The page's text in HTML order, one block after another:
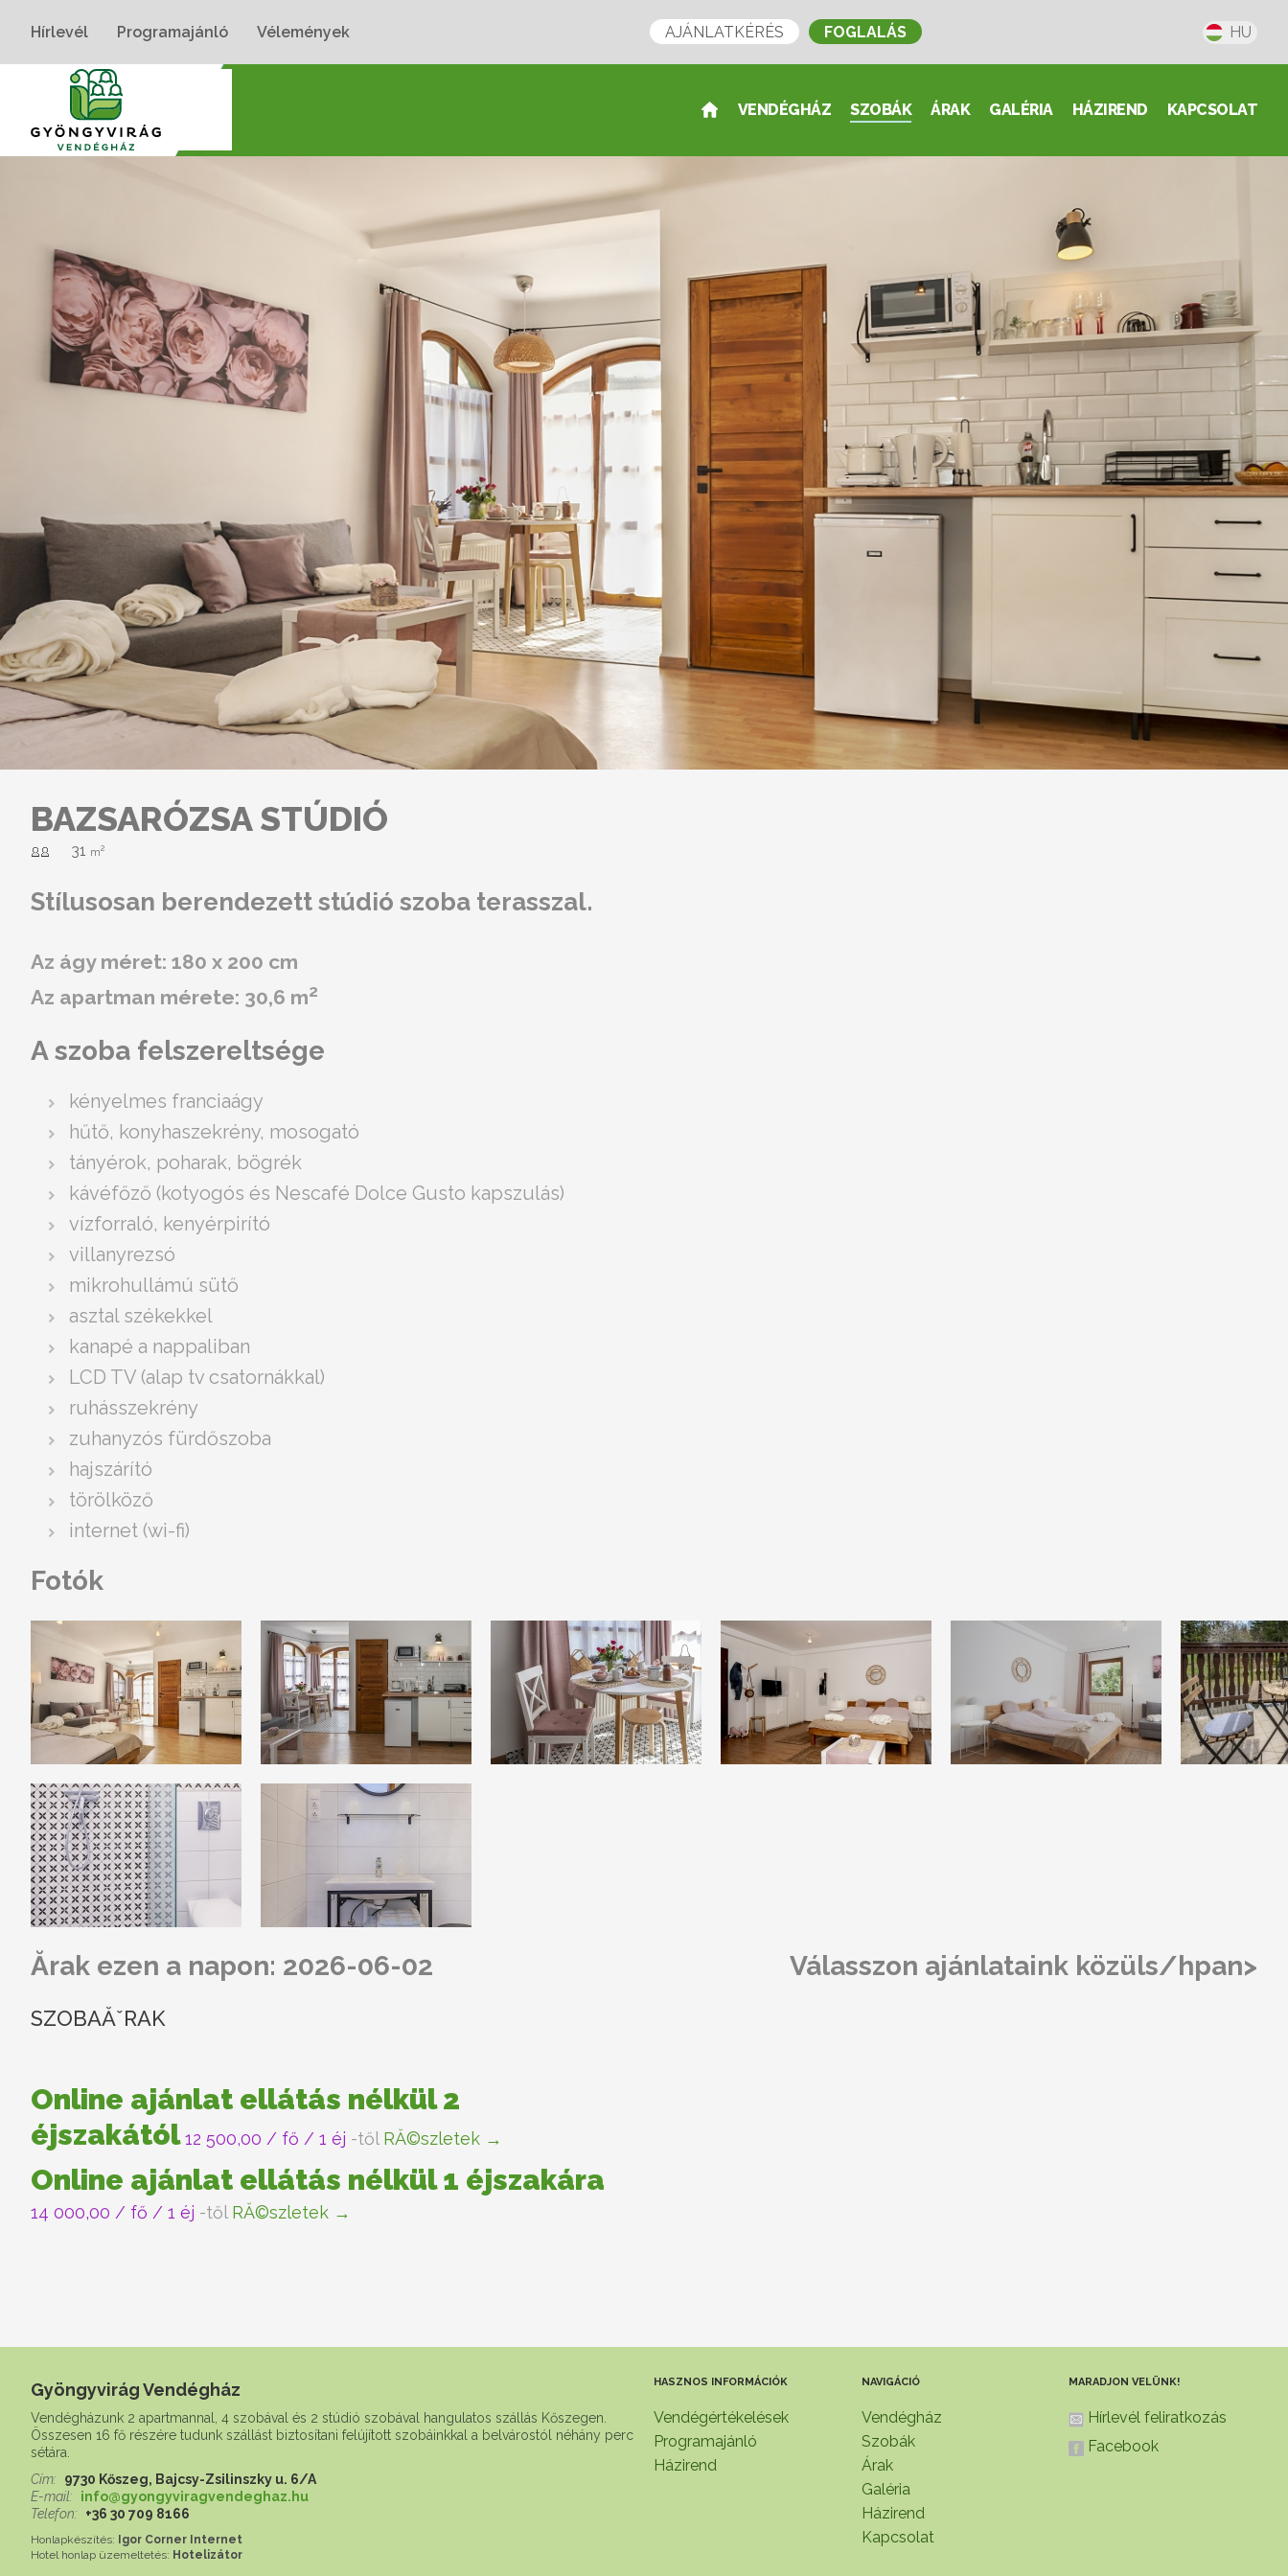
Hírlevél Programajánló Vélemények AJÁNLATKÉRÉS FOGLALÁS HU
VENDÉGHÁZ SZOBÁK ÁRAK GALÉRIA HÁZIREND KAPCSOLAT
BAZSARÓZSA STÚDIÓ
31 m2
Stílusosan berendezett stúdió szoba terasszal.
Az ágy méret: 180 x 200 cm
Az apartman mérete: 30,6 m2
A szoba felszereltsége
kényelmes franciaágy
hűtő, konyhaszekrény, mosogató
tányérok, poharak, bögrék
kávéfőző (kotyogós és Nescafé Dolce Gusto kapszulás)
vízforraló, kenyérpirító
villanyrezsó
mikrohullámú sütő
asztal székekkel
kanapé a nappaliban
LCD TV (alap tv csatornákkal)
ruhásszekrény
zuhanyzós fürdőszoba
hajszárító
törölköző
internet (wi-fi)
Fotók
Ărak ezen a napon: 2026-06-02 Válasszon ajánlataink közüls/hpan>
SZOBAĂˇRAK
Online ajánlat ellátás nélkül 2
éjszakától 12 500,00 / fő / 1 éj -től RĂ©szletek →
Online ajánlat ellátás nélkül 1 éjszakára
14 000,00 / fő / 1 éj -től RĂ©szletek →
Gyöngyvirág Vendégház
Vendégházunk 2 apartmannal, 4 szobával és 2 stúdió szobával hangulatos szállás Kőszegen.
Összesen 16 fő részére tudunk szállást biztosítani felújított szobáinkkal a belvárostól néhány perc
sétára.
Cím:
9730 Kőszeg, Bajcsy-Zsilinszky u. 6/A
E-mail:
info@gyongyviragvendeghaz.hu
Telefon:
+36 30 709 8166
Honlapkészítés:
Igor Corner Internet
Hotel honlap üzemeltetés: Hotelizátor
HASZNOS INFORMÁCIÓK
Vendégértékelések
Programajánló
Házirend
NAVIGÁCIÓ
Vendégház
Szobák
Árak
Galéria
Házirend
Kapcsolat
MARADJON VELÜNK!
Hírlevél feliratkozás
Facebook